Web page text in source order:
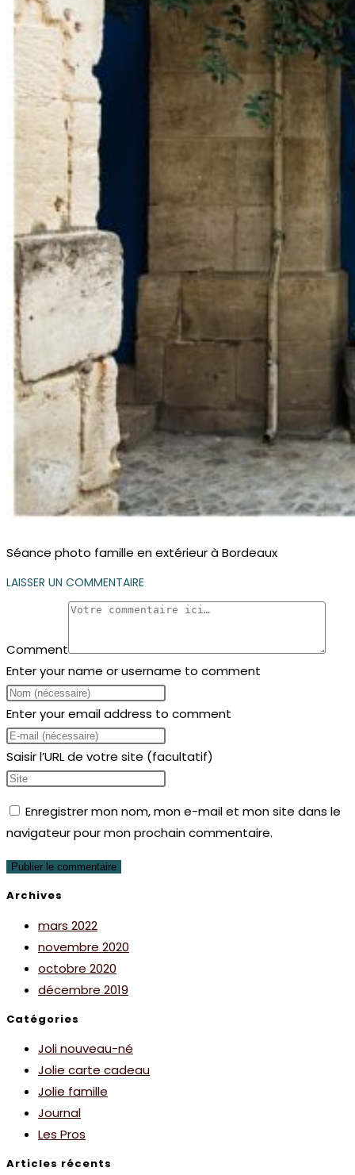
Séance photo famille en extérieur à Bordeaux
LAISSER UN COMMENTAIRE
Comment
Enter your name or username to comment
Enter your email address to comment
Saisir l’URL de votre site (facultatif)
Enregistrer mon nom, mon e-mail et mon site dans le
navigateur pour mon prochain commentaire.
Archives
mars 2022
novembre 2020
octobre 2020
décembre 2019
Catégories
Joli nouveau-né
Jolie carte cadeau
Jolie famille
Journal
Les Pros
Articles récents